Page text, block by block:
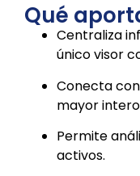
Qué
Centraliza
único visor
Conecta
mayor
Permite
activos.